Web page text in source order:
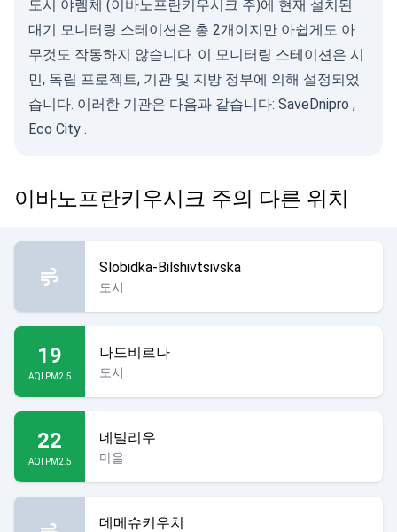
도시 야렘체 (이바노프란키우시크 주)에 현재 설치된
대기 모니터링 스테이션은 총 2개이지만 아쉽게도 아
무것도 작동하지 않습니다. 이 모니터링 스테이션은 시
민, 독립 프로젝트, 기관 및 지방 정부에 의해 설정되었
습니다. 이러한 기관은 다음과 같습니다: SaveDnipro ,
Eco City .
이바노프란키우시크 주의 다른 위치
Slobidka-Bilshivtsivska
도시
19
AQI PM2.5
나드비르나
도시
22
AQI PM2.5
네빌리우
마을
데메슈키우치